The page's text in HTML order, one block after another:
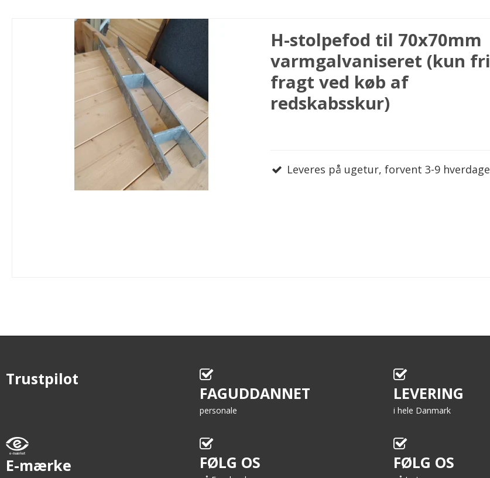
H-stolpefod til 70x70mm
varmgalvaniseret (kun fri
fragt ved køb af
redskabsskur)
Leveres på ugetur, forvent 3-9 hverdage
Trustpilot
FAGUDDANNET
personale
LEVERING
i hele Danmark
E-mærke FØLG OS FØLG OS